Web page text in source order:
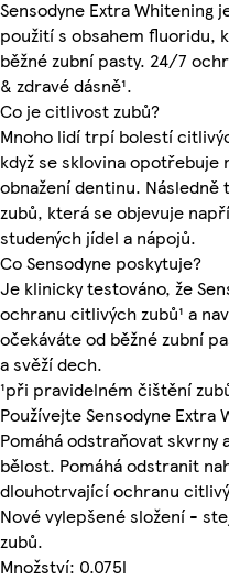
Sensodyne Extra Whitening
použití s obsahem fluoridu,
běžné zubní pasty. 24/7
& zdravé dásně¹.
Co je citlivost zubů?
Mnoho lidí trpí bolestí
když se sklovina opotřebuje
obnažení dentinu.
zubů, která se objevuje
studených jídel a nápojů.
Co Sensodyne poskytuje?
Je klinicky testováno, že
ochranu citlivých zubů¹ a
očekáváte od běžné zubní
a svěží dech.
¹při pravidelném čištění
Používejte Sensodyne Extra
Pomáhá odstraňovat
bělost. Pomáhá odstranit
dlouhotrvající ochranu
Nové vylepšené složení -
zubů.
Množství: 0.075l